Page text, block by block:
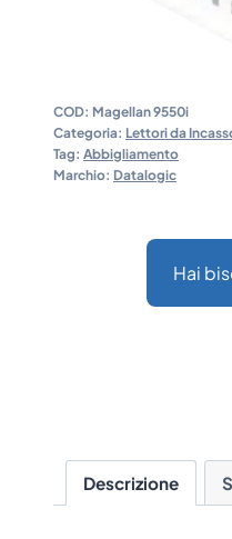
COD: Magellan 9550i
Categoria: Lettori da
Tag: Abbigliamento
Marchio: Datalogic
Hai
Descrizione